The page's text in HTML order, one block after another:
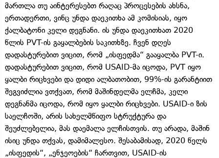
მართლა თუ აინტერესებთ რაღაც პროცესების ახსნა,
ერთადერთი, ვინც უნდა დაეკითხა ამ კომისიას, იყო
ქალბატონი კელი დეგნანი. ის უნდა დაეკითხათ 2020
წლის PVT-ის გაყალბების საკითხზე. ჩვენ დღეს
დადასტურებით ვიცით, რომ „ისფედმა“ გააყალბა PVT-ი.
დადასტურებით ვიცით, რომ USAID-მა იცოდა, PVT იყო
ყალბი რიცხვები და დიდი ალბათობით, 99%-ის გარანტიით
შეგვიძლია ვთქვათ, რომ მაშინდელმა ელჩმა, კელი
დეგნანმა იცოდა, რომ იყო ყალბი რიცხვები. USAID-ი ზის
საელჩოში, არის სახელმწიფო სტრუქტურა და
შეუძლებელია, მას დაემალა ელჩისთვის. თუ არადა, მაშინ
ისიც უნდა თქვას, დამიმალესო. შესაბამისად, 2020 წელს
„ისფედის“, „ენჯეოების“ ჩართვით, USAID-ის